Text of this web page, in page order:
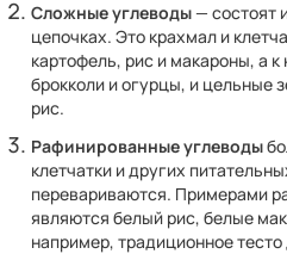
Сложные углеводы— состоят
цепочках. Это крахмал и
картофель, рис и макароны, а
брокколи и огурцы, и цельные
рис.
Рафинированные углеводы
клетчатки и других
перевариваются. Примерами
являются белый рис, белые
например, традиционное